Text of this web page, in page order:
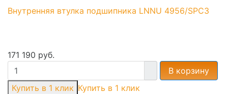
Внутренняя втулка подшипника LNNU 4956/SPC3
171 190 руб.
В корзину
Купить в 1 клик